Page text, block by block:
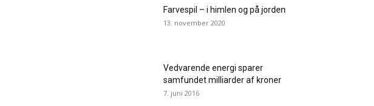
Farvespil – i himlen og på jorden
13. november 2020
Vedvarende energi sparer
samfundet milliarder af kroner
7. juni 2016